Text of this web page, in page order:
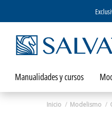
Manualidades y cursos
Inicio Modelismo